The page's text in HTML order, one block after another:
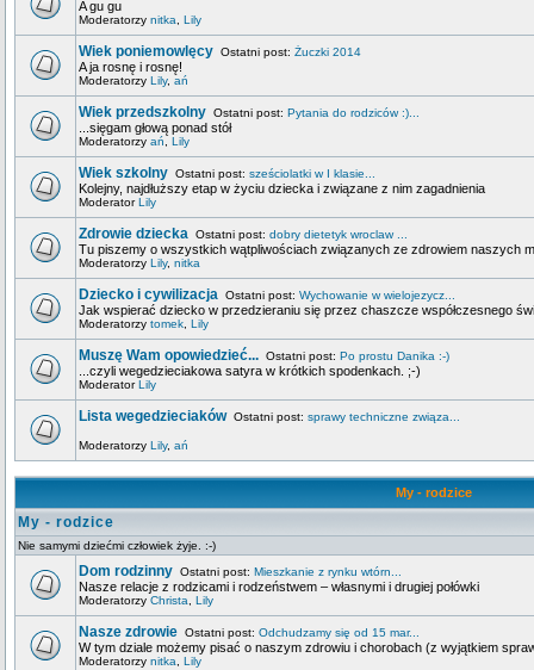
A gu gu
Moderatorzy nitka Lily
Wiek poniemowlęcy Ostatni post: Żuczki 2014
A ja rosnę i rosnę!
Moderatorzy Lily, ań
Wiek przedszkolny Ostatni post: Pytania do rodziców :)...
...sięgam głową ponad stół
Moderatorzy ań Lily
Wiek szkolny Ostatni post: sześciolatki w I klasie...
Kolejny, najdłuższy etap w życiu dziecka i związane z nim zagadnienia
ModeratorLily
Zdrowie dziecka Ostatni post: dobry dietetyk wroclaw ...
Tu piszemy o wszystkich wątpliwościach związanych ze zdrowiem naszych
Moderatorzy Lily, nitka
Dziecko i cywilizacja Ostatni post: Wychowanie w wielojezycz...
Jak wspierać dziecko w przedzieraniu się przez chaszcze współczesnego
Moderatorzy tomek Lily
Muszę Wam opowiedzieć... Ostatni post: Po prostu Danika :-)
...czyli wegedzieciakowa satyra w krótkich spodenkach. ;-)
ModeratorLily
Lista wegedzieciakówOstatni post: sprawy techniczne związa...
Moderatorzy Lily, ań
My - rodzice
My - rodzice
Nie samymi dziećmi człowiek żyje. :-)
Dom rodzinny Ostatni post: Mieszkanie z rynku wtórn...
Nasze relacje z rodzicami i rodzeństwem – własnymi i drugiej połówki
Moderatorzy Christa Lily
Nasze zdrowie Ostatni post: Odchudzamy się od 15 mar...
W tym dziale możemy pisać o naszym zdrowiu i chorobach (z wyjątkiem
Moderatorzy nitka Lily